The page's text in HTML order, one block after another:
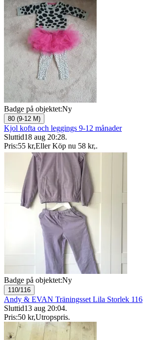
Badge på objektet:Ny
80 (9-12 M)
Kjol kofta och leggings 9-12 månader
Sluttid18 aug 20:28.
Pris:55 kr,Eller Köp nu 58 kr,.
Badge på objektet:Ny
110/116
Andy & EVAN Träningsset Lila Storlek 116
Sluttid13 aug 20:04.
Pris:50 kr,Utropspris.